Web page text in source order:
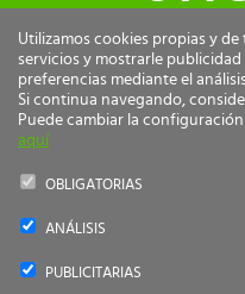
Utilizamos cookies propias y
servicios y mostrarle
preferencias mediante el
Si continua navegando,
Puede cambiar la
aquí
OBLIGATORIAS
ANÁLISIS
PUBLICITARIAS